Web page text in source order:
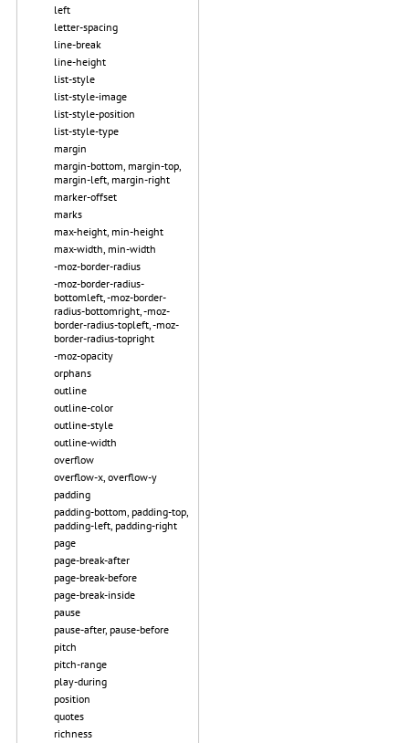
left
letter-spacing
line-break
line-height
list-style
list-style-image
list-style-position
list-style-type
margin
margin-bottom, margin-top,
margin-left, margin-right
marker-offset
marks
max-height, min-height
max-width, min-width
-moz-border-radius
-moz-border-radius-
bottomleft, -moz-border-
radius-bottomright, -moz-
border-radius-topleft, -moz-
border-radius-topright
-moz-opacity
orphans
outline
outline-color
outline-style
outline-width
overflow
overflow-x, overflow-y
padding
padding-bottom, padding-top,
padding-left, padding-right
page
page-break-after
page-break-before
page-break-inside
pause
pause-after, pause-before
pitch
pitch-range
play-during
position
quotes
richness